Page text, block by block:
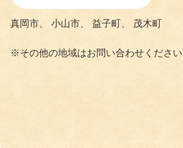
真岡市、 小山市、 益子町、 茂木町
※その他の地域はお問い合わせください